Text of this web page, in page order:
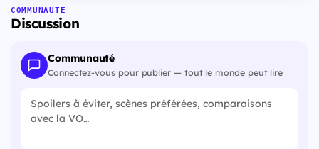
COMMUNAUTÉ
Discussion
Communauté
Connectez-vous pour publier — tout le monde peut lire